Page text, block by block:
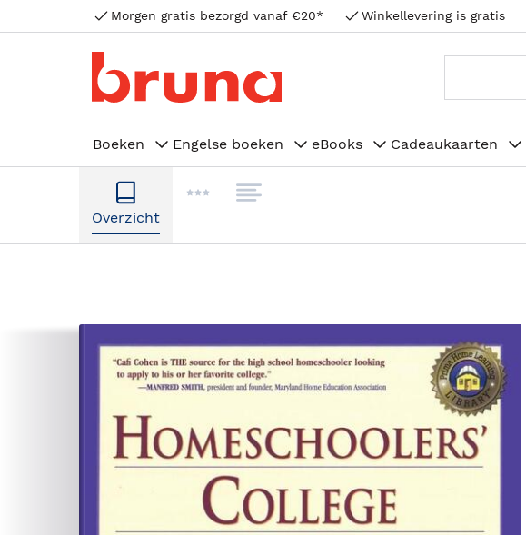
Morgen gratis bezorgd vanaf €20* Winkellevering is gratis
Boeken Engelse boeken eBooks Cadeaukaarten
Overzicht